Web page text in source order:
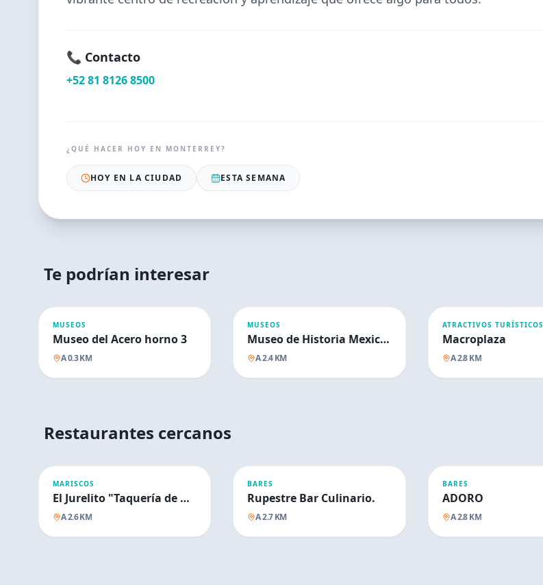
📞 Contacto
+52 81 8126 8500
¿QUÉ HACER HOY EN MONTERREY?
HOY EN LA CIUDAD ESTA SEMANA
Te podrían interesar
MUSEOS
Museo del Acero horno 3
A0.3KM
MUSEOS
Museo de Historia Mexicana
A2.4KM
ATRACTIVOS TURÍSTICOS
Macroplaza
A2.8KM
Restaurantes cercanos
MARISCOS
El Jurelito "Taquería de Mar"
A2.6KM
BARES
Rupestre Bar Culinario.
A2.7KM
BARES
ADORO
A2.8KM